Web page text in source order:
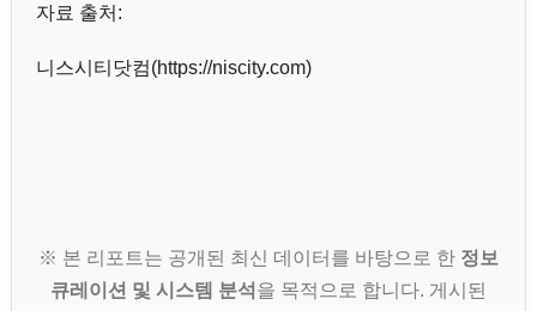
자료 출처:
니스시티닷컴(https://niscity.com)
※ 본 리포트는 공개된 최신 데이터를 바탕으로 한 정보
큐레이션 및 시스템 분석 을 목적으로 합니다. 게시된